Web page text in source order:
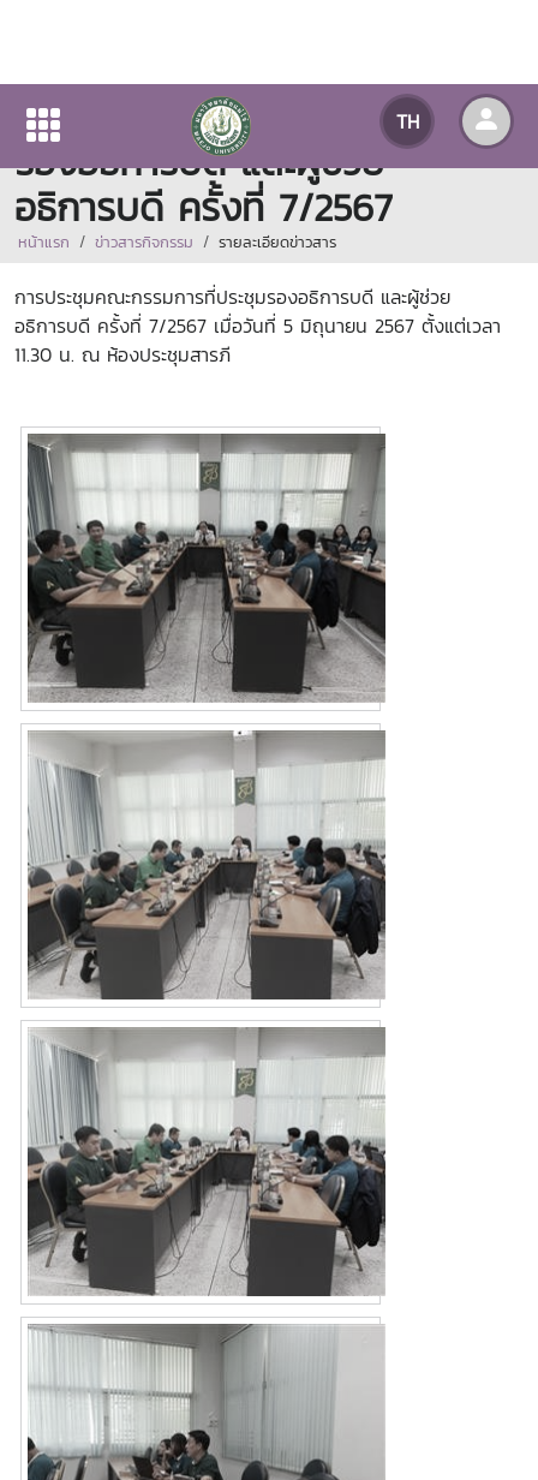
TH
การประชุมคณะกรรมการที่ประชุม
รองอธิการบดี และผู้ช่วย
อธิการบดี ครั้งที่ 7/2567
หน้าแรก ข่าวสารกิจกรรม รายละเอียดข่าวสาร
การประชุมคณะกรรมการที่ประชุมรองอธิการบดี และผู้ช่วย
อธิการบดี ครั้งที่ 7/2567 เมื่อวันที่ 5 มิถุนายน 2567 ตั้งแต่เวลา
11.30 น. ณ ห้องประชุมสารภี